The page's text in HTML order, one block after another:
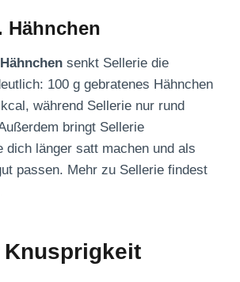
Hähnchen
Hähnchen senkt Sellerie die
100 g gebratenes Hähnchen
während Sellerie nur rund
bringt Sellerie
dich länger satt machen und als
passen. Mehr zu Sellerie findest